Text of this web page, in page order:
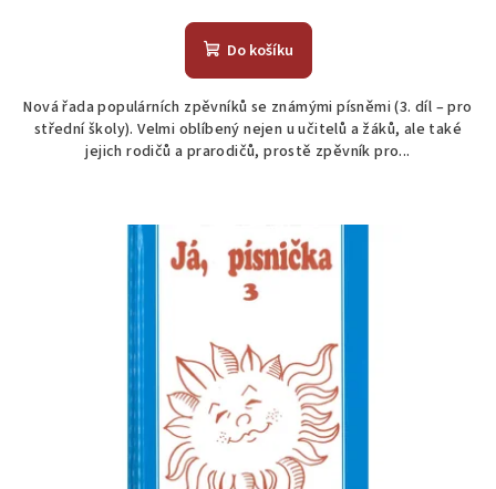
hodnocení
produktu
z
5
hvězdiček.
Do košíku
Nová řada populárních zpěvníků se známými písněmi (3. díl – pro
střední školy). Velmi oblíbený nejen u učitelů a žáků, ale také
jejich rodičů a prarodičů, prostě zpěvník pro...